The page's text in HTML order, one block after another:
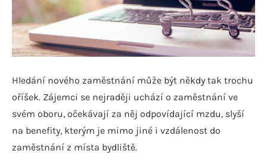
Hledání nového zaměstnání může být někdy tak trochu
oříšek. Zájemci se nejraději uchází o zaměstnání ve
svém oboru, očekávají za něj odpovídající mzdu, slyší
na benefity, kterým je mimo jiné i vzdálenost do
zaměstnání z místa bydliště.